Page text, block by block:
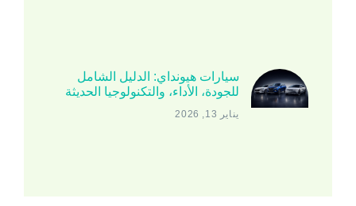
سيارات هيونداي: الدليل الشامل
للجودة، الأداء، والتكنولوجيا الحديثة
يناير 13, 2026